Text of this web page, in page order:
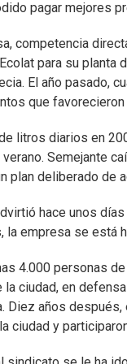
pagar mejores
competencia
para su planta
El año pasado,
que
litros diarios en
Semejante
plan deliberado de
hace unos
la empresa se está
4.000 personas
la ciudad, en
Diez años
ciudad y